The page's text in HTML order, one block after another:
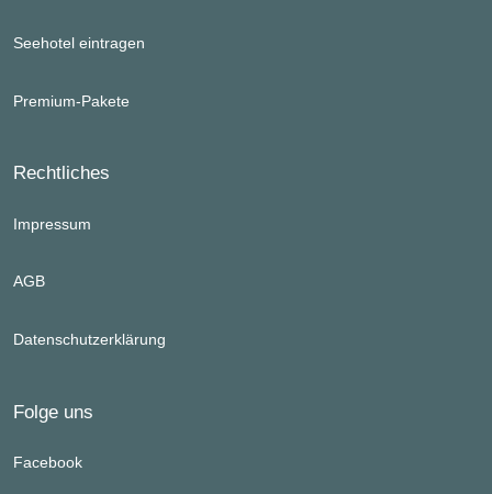
Seehotel eintragen
Premium-Pakete
Rechtliches
Impressum
AGB
Datenschutzerklärung
Folge uns
Facebook